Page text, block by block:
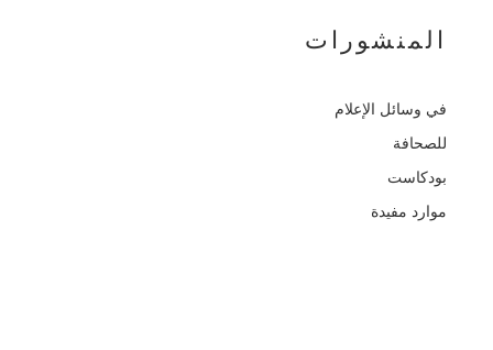
المنشورات
في وسائل الإعلام
للصحافة
بودكاست
موارد مفيدة